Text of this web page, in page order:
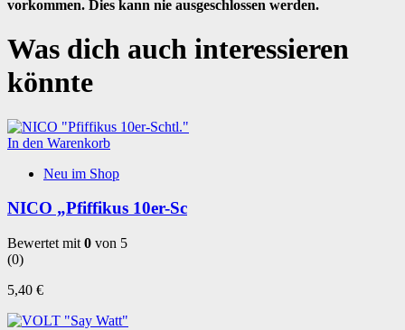
vorkommen. Dies kann nie ausgeschlossen werden.
Was dich auch interessieren
könnte
In den Warenkorb
Neu im Shop
NICO „Pfiffikus 10er-Sc
Bewertet mit 0 von 5
(0)
5,40 €